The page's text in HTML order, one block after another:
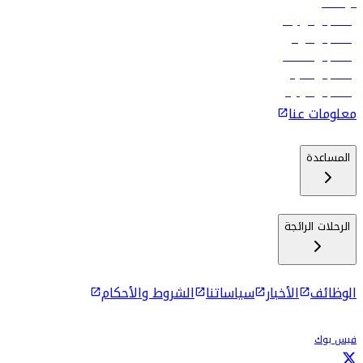
رحلات إلى تبيليسي
رحلات إلى الرياض
رحلات إلى مسقط
رحلات إلى ماليه
رحلات إلى كولومبو
معلومات عنا
المساعدة
الرحلات الرائجة
الوظائف الأخبار سياساتنا الشروط والأحكام
فيس بوك